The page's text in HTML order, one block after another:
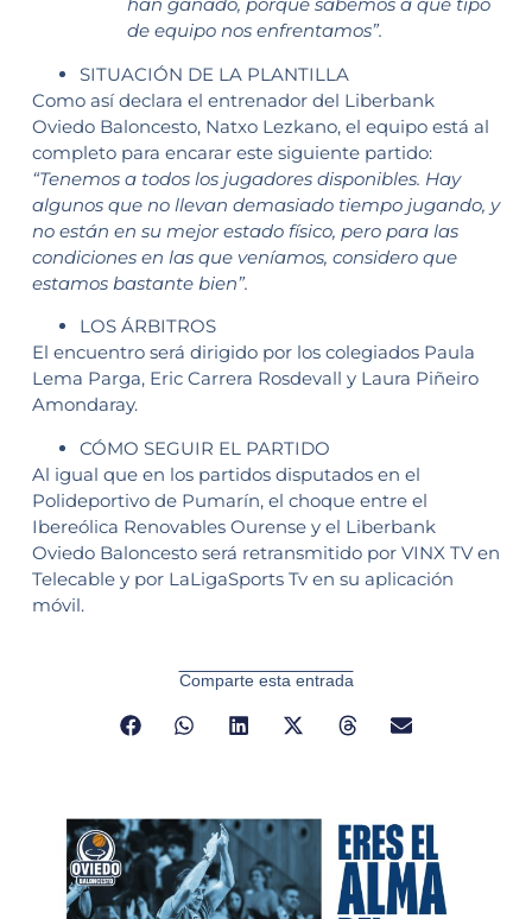
han ganado, porque sabemos a qué tipo
de equipo nos enfrentamos”.
SITUACIÓN DE LA PLANTILLA
Como así declara el entrenador del Liberbank
Oviedo Baloncesto, Natxo Lezkano, el equipo está al
completo para encarar este siguiente partido:
“Tenemos a todos los jugadores disponibles. Hay
algunos que no llevan demasiado tiempo jugando, y
no están en su mejor estado físico, pero para las
condiciones en las que veníamos, considero que
estamos bastante bien”.
LOS ÁRBITROS
El encuentro será dirigido por los colegiados Paula
Lema Parga, Eric Carrera Rosdevall y Laura Piñeiro
Amondaray.
CÓMO SEGUIR EL PARTIDO
Al igual que en los partidos disputados en el
Polideportivo de Pumarín, el choque entre el
Ibereólica Renovables Ourense y el Liberbank
Oviedo Baloncesto será retransmitido por VINX TV en
Telecable y por LaLigaSports Tv en su aplicación
móvil.
Comparte esta entrada